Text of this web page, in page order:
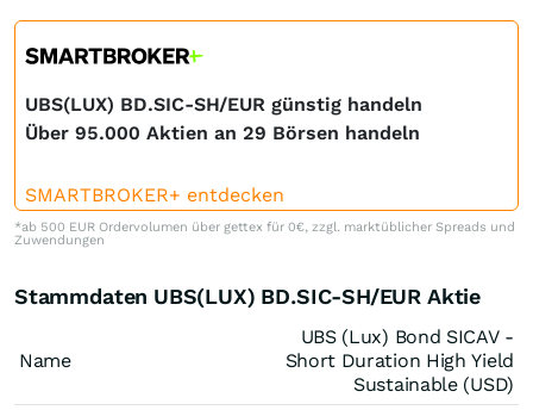
UBS(LUX) BD.SIC-SH/EUR günstig handeln
Über 95.000 Aktien an 29 Börsen handeln
SMARTBROKER+ entdecken
*ab 500 EUR Ordervolumen über gettex für 0€, zzgl. marktüblicher Spreads und
Zuwendungen
Stammdaten UBS(LUX) BD.SIC-SH/EUR Aktie
Name
UBS (Lux) Bond SICAV -
Short Duration High Yield
Sustainable (USD)